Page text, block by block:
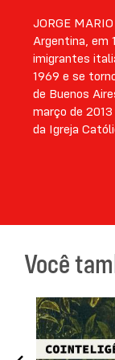
JORGE
Argentina, em
imigrantes
1969 e se
de Buenos
março de
da Igreja
Você